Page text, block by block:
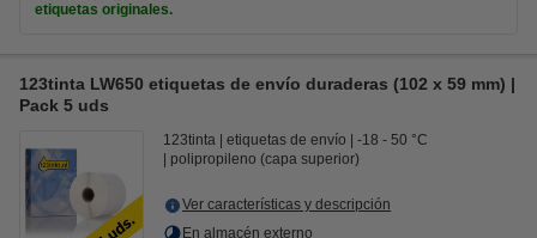
etiquetas originales.
123tinta LW650 etiquetas de envío duraderas (102 x 59 mm) |
Pack 5 uds
123tinta etiquetas de envío
-18 - 50 °C
polipropileno (capa superior)
Ver características y descripción
En almacén externo